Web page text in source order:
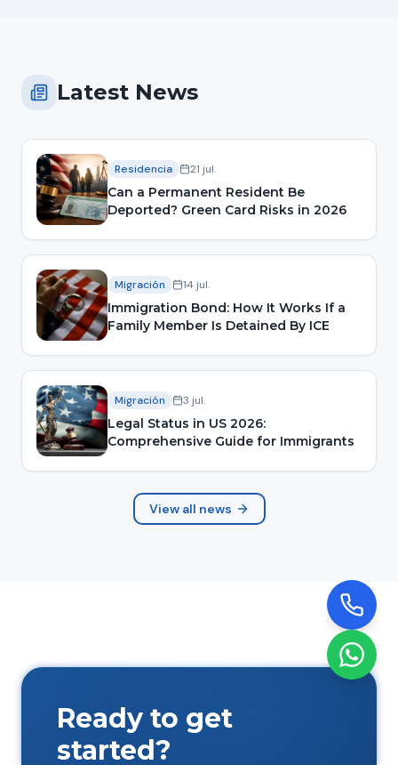
Latest News
Residencia 21 jul.
Can a Permanent Resident Be
Deported? Green Card Risks in 2026
Migración 14 jul.
Immigration Bond: How It Works If a
Family Member Is Detained By ICE
Migración 3 jul.
Legal Status in US 2026:
Comprehensive Guide for Immigrants
View all news
Ready to get
started?